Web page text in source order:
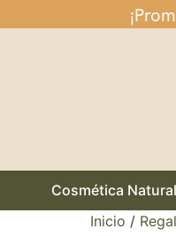
Cosmética Natural
Inicio /